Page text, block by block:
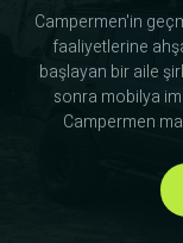
Campermen'in
faaliyetlerine
başlayan bir aile
sonra mobilya
Campermen